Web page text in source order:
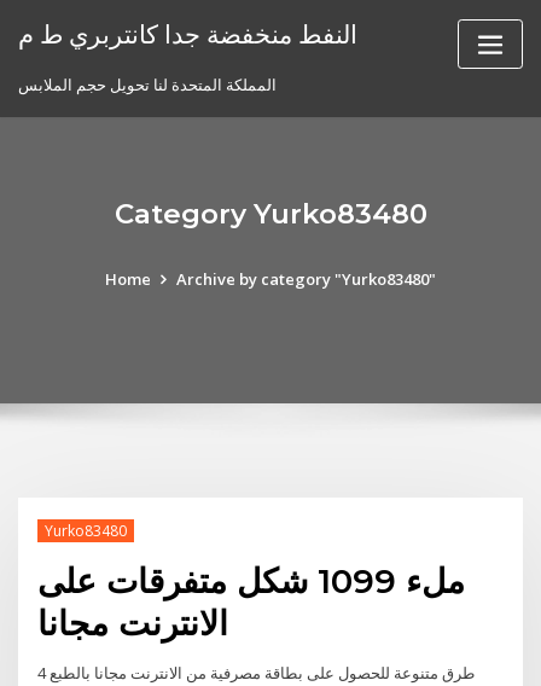
النفط منخفضة جدا كانتربري ط م
المملكة المتحدة لنا تحويل حجم الملابس
Category Yurko83480
Home Archive by category "Yurko83480"
Yurko83480
ملء 1099 شكل متفرقات على
الانترنت مجانا
4 طرق متنوعة للحصول على بطاقة مصرفية من الانترنت مجانا بالطبع